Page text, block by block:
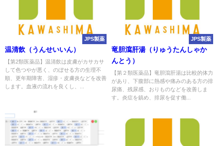
JPS製薬
温清飲（うんせいいん）
【第2類医薬品】温清飲は皮膚がカサカサ
して色つやが悪く、のぼせる方の生理不
順、更年期障害、湿疹・皮膚炎などを改善
します。血液の流れを良くし、...
JPS製薬
竜胆瀉肝湯（りゅうたんしゃか
んとう）
【第２類医薬品】竜胆瀉肝湯は比較的体力
があり、下腹部に熱感や痛みのある方の排
尿痛、残尿感、おりものなどを改善しま
す。炎症を鎮め、排尿を促す働...